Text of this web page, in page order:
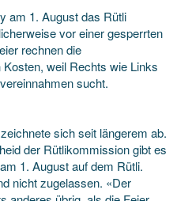
am 1. August das Rütli
vor einer gesperrten
rechnen die
Kosten, weil Rechts wie Links
sucht.
sich seit längerem ab.
der Rütlikommission gibt es
1. August auf dem Rütli.
nicht zugelassen. «Der